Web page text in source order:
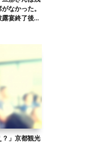
なかった。
露宴終了後…
」京都観光